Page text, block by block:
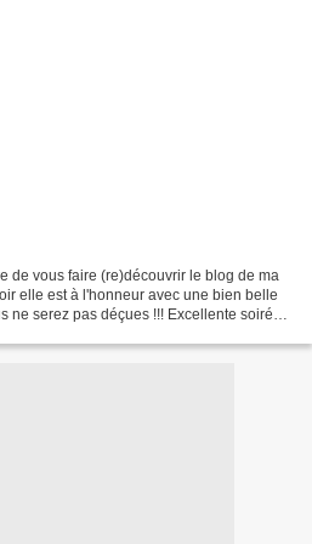
de vous faire (re)découvrir le blog de ma
elle est à l'honneur avec une bien belle
ne serez pas déçues !!! Excellente soirée !